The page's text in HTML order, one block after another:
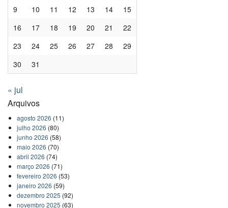
9
10 11 12 13 14
15
16
17 18 19 20 21
22
23
24 25 26 27 28
29
30
31
« jul
Arquivos
agosto 2026 (11)
julho 2026 (80)
junho 2026 (58)
maio 2026 (70)
abril 2026 (74)
março 2026 (71)
fevereiro 2026 (53)
janeiro 2026 (59)
dezembro 2025 (92)
novembro 2025 (63)